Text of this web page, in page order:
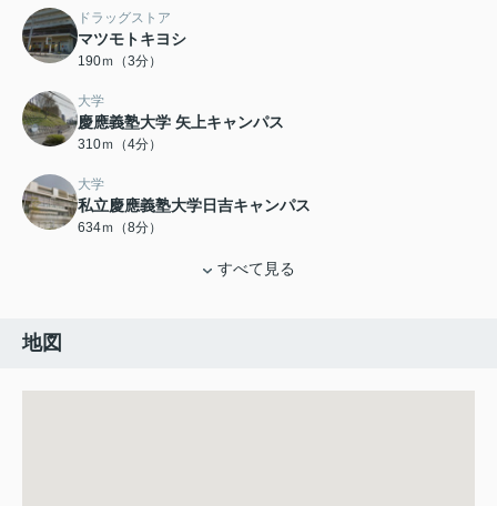
ドラッグストア
マツモトキヨシ
190ｍ（3分）
大学
慶應義塾大学 矢上キャンパス
310ｍ（4分）
大学
私立慶應義塾大学日吉キャンパス
634ｍ（8分）
すべて見る
地図